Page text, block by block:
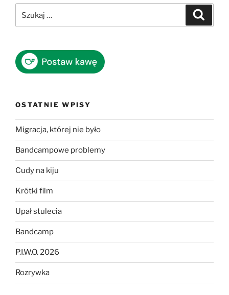
OSTATNIE WPISY
Migracja, której nie było
Bandcampowe problemy
Cudy na kiju
Krótki film
Upał stulecia
Bandcamp
P.I.W.O. 2026
Rozrywka